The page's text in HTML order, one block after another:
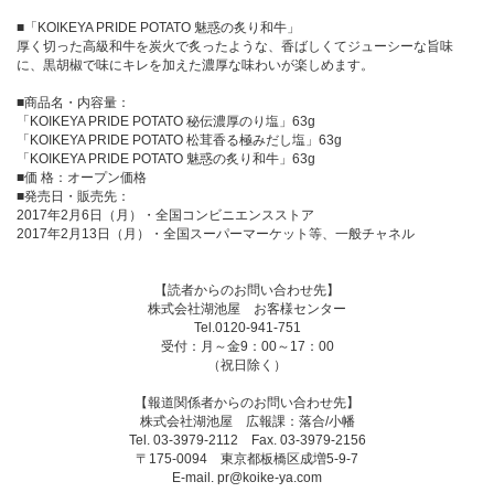
■「KOIKEYA PRIDE POTATO 魅惑の炙り和牛」
厚く切った高級和牛を炭火で炙ったような、香ばしくてジューシーな旨味
に、黒胡椒で味にキレを加えた濃厚な味わいが楽しめます。
■商品名・内容量：
「KOIKEYA PRIDE POTATO 秘伝濃厚のり塩」63g
「KOIKEYA PRIDE POTATO 松茸香る極みだし塩」63g
「KOIKEYA PRIDE POTATO 魅惑の炙り和牛」63g
■価 格：オープン価格
■発売日・販売先：
2017年2月6日（月）・全国コンビニエンスストア
2017年2月13日（月）・全国スーパーマーケット等、一般チャネル
【読者からのお問い合わせ先】
株式会社湖池屋 お客様センター
Tel.0120-941-751
受付：月～金9：00～17：00
（祝日除く）
【報道関係者からのお問い合わせ先】
株式会社湖池屋 広報課：落合/小幡
Tel. 03-3979-2112 Fax. 03-3979-2156
〒175-0094 東京都板橋区成増5-9-7
E-mail. pr@koike-ya.com